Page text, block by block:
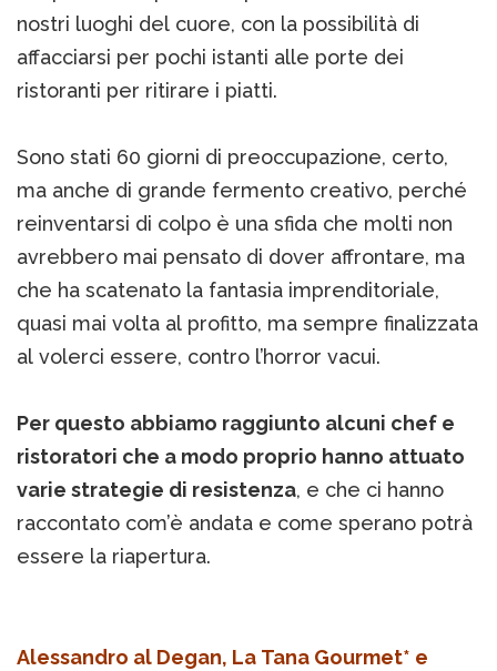
nostri luoghi del cuore, con la possibilità di
affacciarsi per pochi istanti alle porte dei
ristoranti per ritirare i piatti.
Sono stati 60 giorni di preoccupazione, certo,
ma anche di grande fermento creativo, perché
reinventarsi di colpo è una sfida che molti non
avrebbero mai pensato di dover affrontare, ma
che ha scatenato la fantasia imprenditoriale,
quasi mai volta al profitto, ma sempre finalizzata
al volerci essere, contro l’horror vacui.
Per questo abbiamo raggiunto alcuni chef e
ristoratori che a modo proprio hanno attuato
varie strategie di resistenza, e che ci hanno
raccontato com’è andata e come sperano potrà
essere la riapertura.
Alessandro al Degan, La Tana Gourmet* e